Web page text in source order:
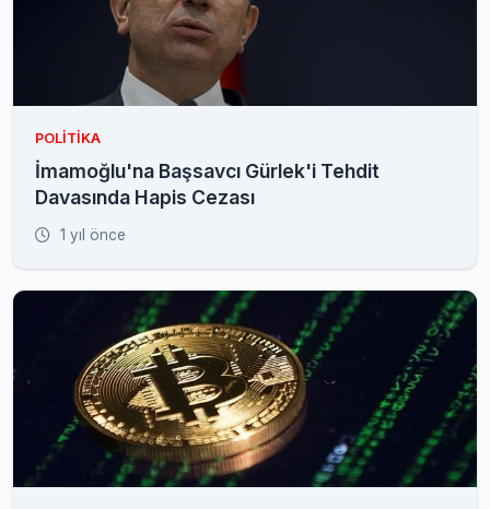
POLITIKA
İmamoğlu'na Başsavcı Gürlek'i Tehdit
Davasında Hapis Cezası
1 yıl önce